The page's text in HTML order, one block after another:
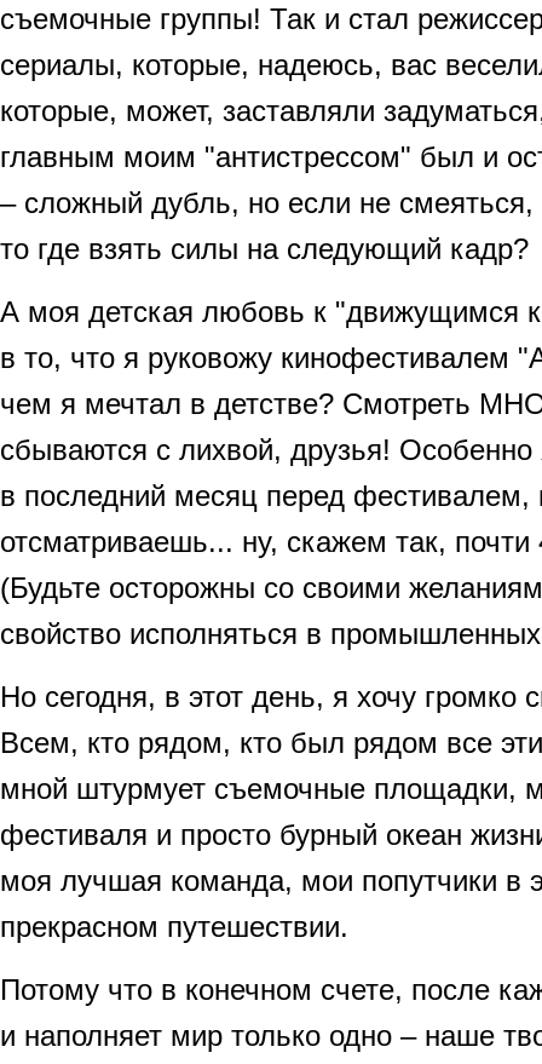
съемочные группы! Так и стал
сериалы, которые, надеюсь, вас
которые, может, заставляли
главным моим "антистрессом" был и
– сложный дубль, но если не
то где взять силы на следующий кадр?
А моя детская любовь к "движущимся
в то, что я руковожу кинофестивалем
чем я мечтал в детстве? Смотреть
сбываются с лихвой, друзья!
в последний месяц перед фестивалем,
отсматриваешь... ну, скажем так,
(Будьте осторожны со своими
свойство исполняться в
Но сегодня, в этот день, я хочу
Всем, кто рядом, кто был рядом все
мной штурмует съемочные площадки,
фестиваля и просто бурный океан
моя лучшая команда, мои попутчики в
прекрасном путешествии.
Потому что в конечном счете, после
и наполняет мир только одно – наше